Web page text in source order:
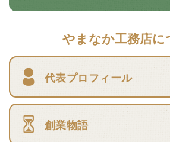
やまなか工務店に
代表プロフィール
創業物語